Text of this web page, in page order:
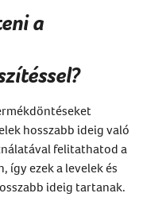
a
hosszabb ideig való
felitathatod a
így ezek a levelek és
ideig tartanak.